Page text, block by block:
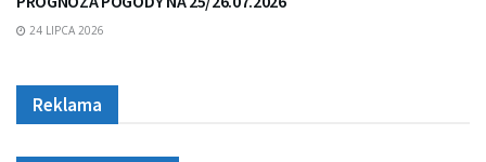
24 LIPCA 2026
Reklama